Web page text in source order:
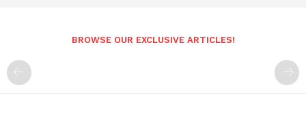
BROWSE OUR EXCLUSIVE ARTICLES!